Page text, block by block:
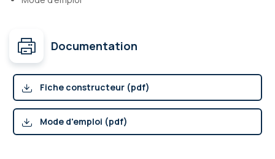
Documentation
Fiche constructeur (pdf)
Mode d'emploi (pdf)